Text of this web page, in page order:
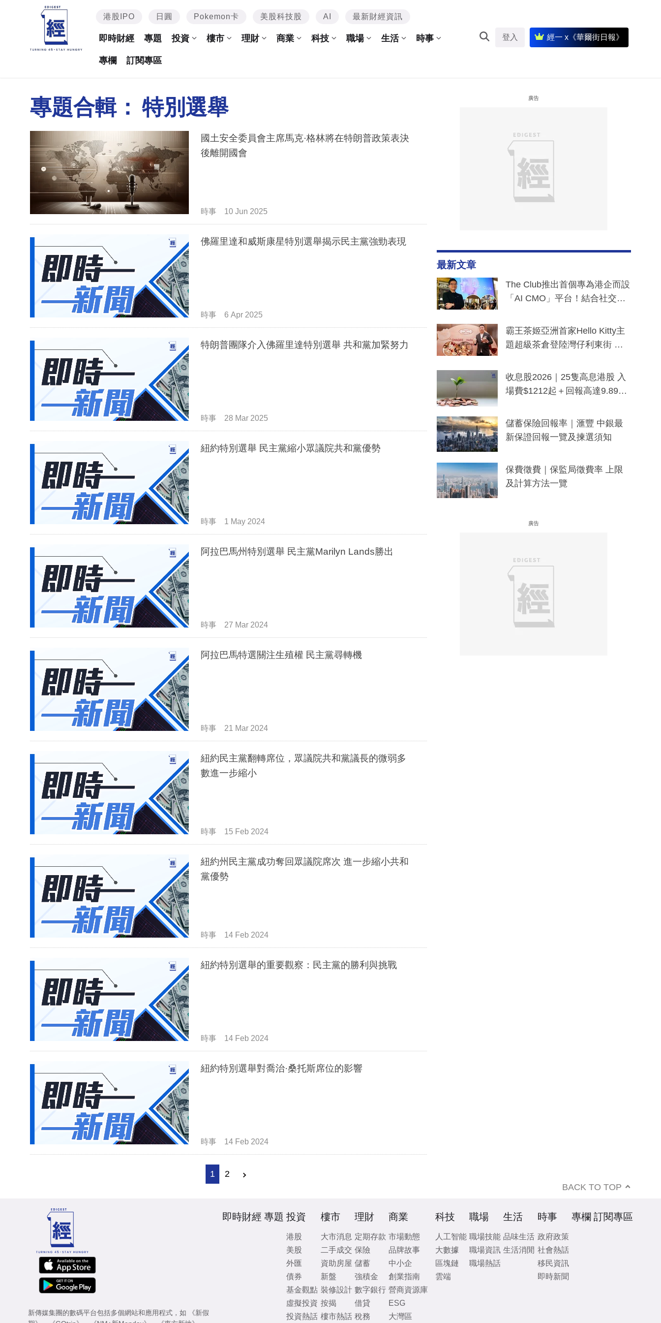
港股IPO 日圓 Pokemon卡 美股科技股 AI 最新財經資訊
即時財經 專題 投資 樓市 理財 商業 科技 職場 生活 時事
專欄 訂閱專區
登入 經一 x《華爾街日報》
專題合輯： 特別選舉
國土安全委員會主席馬克·格林將在特朗普政策表決
後離開國會
時事 10 Jun 2025
佛羅里達和威斯康星特別選舉揭示民主黨強勁表現
時事 6 Apr 2025
特朗普團隊介入佛羅里達特別選舉 共和黨加緊努力
時事 28 Mar 2025
紐約特別選舉 民主黨縮小眾議院共和黨優勢
時事 1 May 2024
阿拉巴馬州特別選舉 民主黨Marilyn Lands勝出
時事 27 Mar 2024
阿拉巴馬特選關注生殖權 民主黨尋轉機
時事 21 Mar 2024
紐約民主黨翻轉席位，眾議院共和黨議長的微弱多
數進一步縮小
時事 15 Feb 2024
紐約州民主黨成功奪回眾議院席次 進一步縮小共和
黨優勢
時事 14 Feb 2024
紐約特別選舉的重要觀察：民主黨的勝利與挑戰
時事 14 Feb 2024
紐約特別選舉對喬治·桑托斯席位的影響
時事 14 Feb 2024
1 2
廣告
最新文章
The Club推出首個專為港企而設
「AI CMO」平台！結合社交聆
分鐘生成「貼地」宣傳短片
霸王茶姬亞洲首家Hello Kitty主
題超級茶倉登陸灣仔利東街 推
y及香港限定特調系列
收息股2026｜25隻高息港股 入
場費$1212起＋回報高達9.89
儲蓄保險回報率｜滙豐 中銀最
新保證回報一覽及揀選須知
保費徵費｜保監局徵費率 上限
及計算方法一覽
廣告
BACK TO TOP
新傳媒集團的數碼平台包括多個網站和應用程式，如
《新假
即時財經 專題 投資
港股
美股
外匯
債券
基金觀點
虛擬投資
投資熱話
樓市
大市消息
二手成交
資助房屋
新盤
裝修設計
按揭
樓市熱話
理財
定期存款
保險
儲蓄
強積金
數字銀行
借貸
稅務
商業
市場動態
品牌故事
中小企
創業指南
營商資源庫
ESG
大灣區
科技
人工智能
大數據
區塊鏈
雲端
職場
職場技能
職場資訊
職場熱話
生活
品味生活
生活消閒
時事
政府政策
社會熱話
移民資訊
即時新聞
專欄 訂閱專區